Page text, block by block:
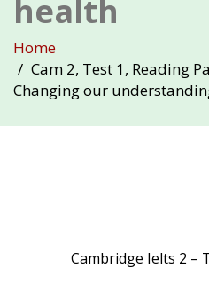
health
Home
Cam 2, Test 1, Reading
Changing our
Cambridge Ielts 2 –